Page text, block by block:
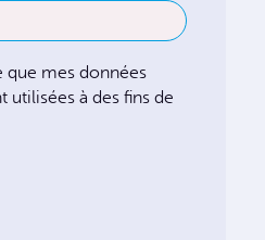
que mes données
utilisées à des fins de